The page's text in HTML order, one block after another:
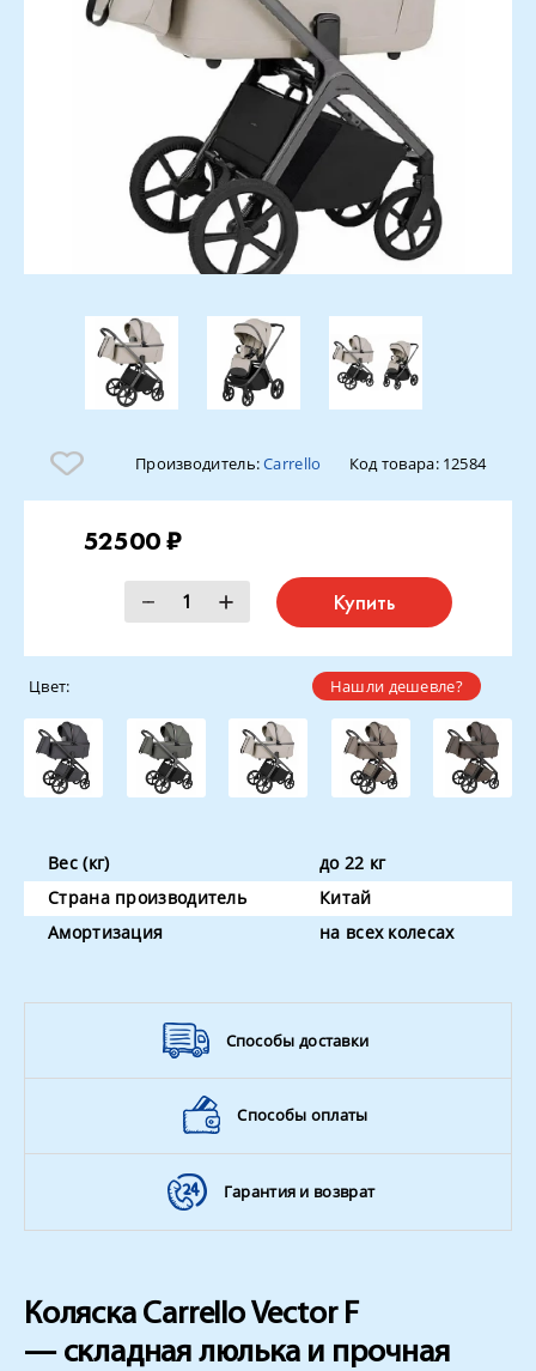
Производитель:Carrello Код товара: 12584
52500 ₽
Купить
Нашли дешевле?
Цвет:
Вес (кг)
до 22 кг
Страна производитель
Китай
Амортизация
на всех колесах
Способы доставки
Способы оплаты
Гарантия и возврат
Коляска Carrello Vector F
— складная люлька и прочная